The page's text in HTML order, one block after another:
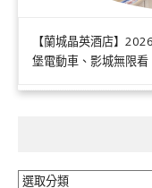
【蘭城晶英酒店】
堡電動車、影城無限看
旅